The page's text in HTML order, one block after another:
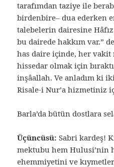
tarafımdan taziye ile
birdenbire– dua ederken
talebelerin dairesine
bu dairede hakkım var.”
has daire içinde, her vakit
hissedar olmak için
inşâallah. Ve anladım ki
Risale-i Nur’a hizmetiniz
Barla’da bütün dostlara
Üçüncüsü: Sabri kardeş!
mektubu hem Hulusi’nin
ehemmiyetini ve